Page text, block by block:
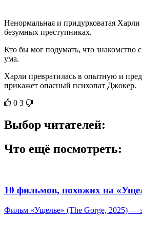
Ненормальная и придурковатая
безумных преступниках.
Кто бы мог подумать, что знакомство
ума.
Харли превратилась в опытную и
прикажет опасный психопат Джокер.
0 3
Выбор читателей:
Что ещё посмотреть:
10 фильмов, похожих на
Фильм «Ущелье» (The Gorge, 2025) —